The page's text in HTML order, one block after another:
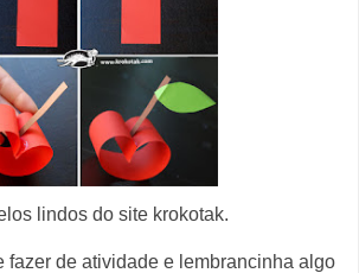
lindos do site krokotak.
fazer de atividade e lembrancinha algo